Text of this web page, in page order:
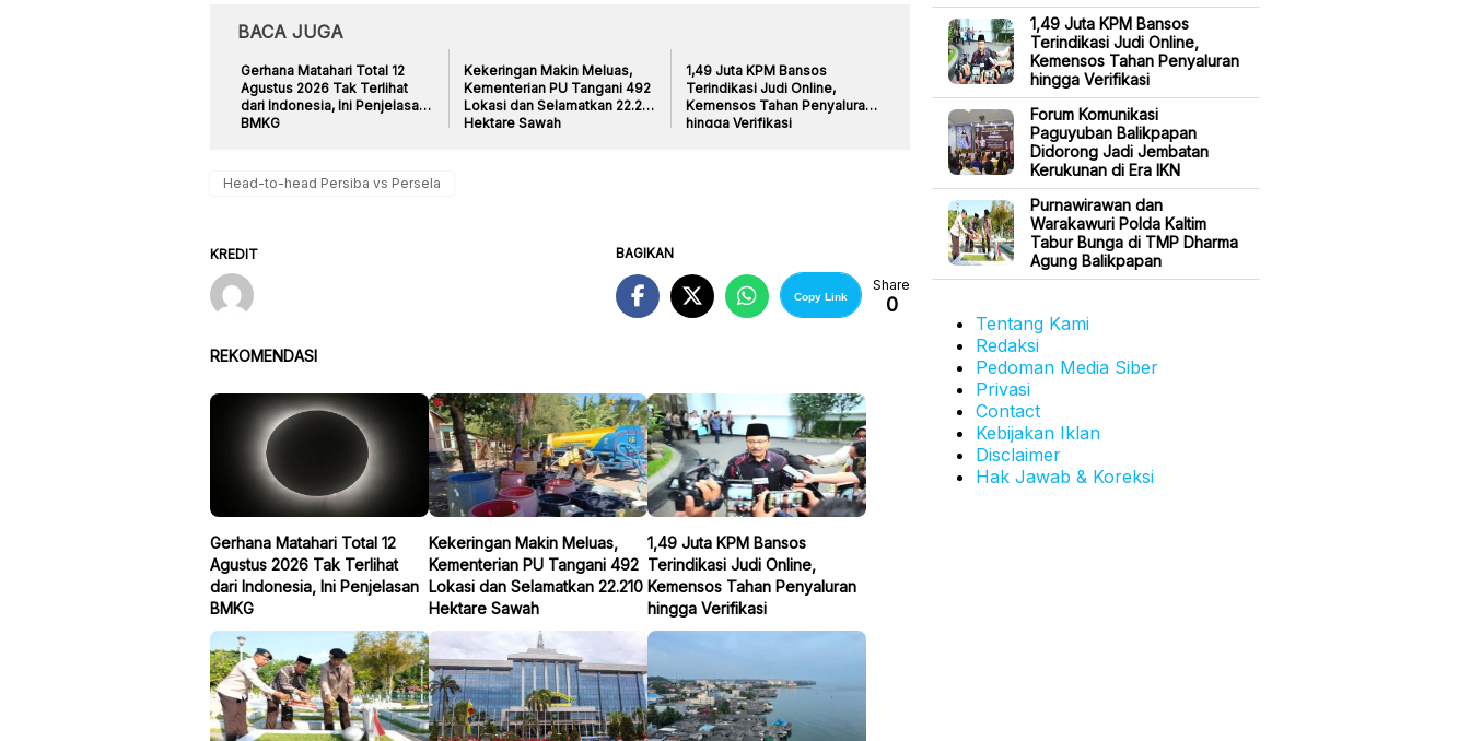
BACA JUGA
Gerhana Matahari Total 12
Agustus 2026 Tak Terlihat
dari Indonesia, Ini Penjelasan
BMKG
Kekeringan Makin Meluas,
Kementerian PU Tangani 492
Lokasi dan Selamatkan 22.210
Hektare Sawah
1,49 Juta KPM Bansos
Terindikasi Judi Online,
Kemensos Tahan Penyaluran
hingga Verifikasi
Head-to-head Persiba vs Persela
KREDIT BAGIKAN
Copy Link
Share
0
REKOMENDASI
Gerhana Matahari Total 12
Agustus 2026 Tak Terlihat
dari Indonesia, Ini Penjelasan
BMKG
Kekeringan Makin Meluas,
Kementerian PU Tangani 492
Lokasi dan Selamatkan 22.210
Hektare Sawah
1,49 Juta KPM Bansos
Terindikasi Judi Online,
Kemensos Tahan Penyaluran
hingga Verifikasi
1,49 Juta KPM Bansos
Terindikasi Judi Online,
Kemensos Tahan Penyaluran
hingga Verifikasi
Forum Komunikasi
Paguyuban Balikpapan
Didorong Jadi Jembatan
Kerukunan di Era IKN
Purnawirawan dan
Warakawuri Polda Kaltim
Tabur Bunga di TMP Dharma
Agung Balikpapan
Tentang Kami
Redaksi
Pedoman Media Siber
Privasi
Contact
Kebijakan Iklan
Disclaimer
Hak Jawab & Koreksi